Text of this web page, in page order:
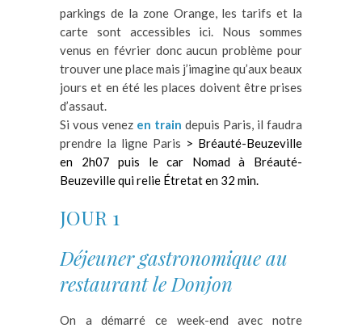
parkings de la zone Orange, les tarifs et la
carte sont accessibles ici. Nous sommes
venus en février donc aucun problème pour
trouver une place mais j’imagine qu’aux beaux
jours et en été les places doivent être prises
d’assaut.
Si vous venez en train depuis Paris, il faudra
prendre la ligne Paris > Bréauté-Beuzeville
en 2h07 puis le car Nomad à Bréauté-
Beuzeville qui relie Étretat en 32 min.
JOUR 1
Déjeuner gastronomique au
restaurant le Donjon
On a démarré ce week-end avec notre